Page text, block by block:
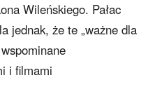
Wileńskiego. Pałac
jednak, że te „ważne dla
i filmami